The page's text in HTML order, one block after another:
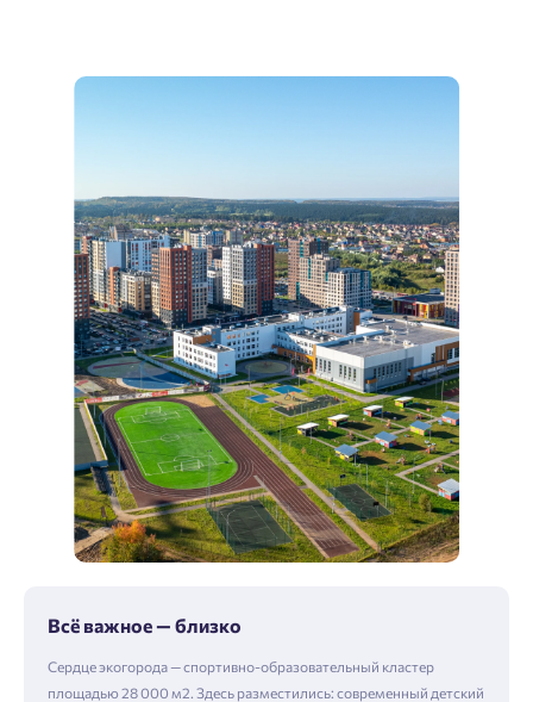
Всё важное — близко
Сердце экогорода — спортивно-образовательный кластер
площадью 28 000 м2. Здесь разместились: современный детский